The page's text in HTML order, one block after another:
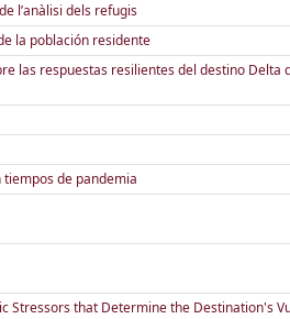
l’anàlisi dels refugis
la población residente
las respuestas resilientes del destino
de pandemia
Stressors that Determine the Destination's